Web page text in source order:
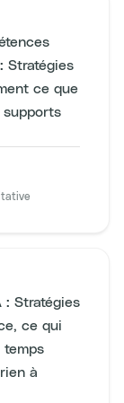
Stratégies
ce que
supports
: Stratégies
ce qui
temps
à